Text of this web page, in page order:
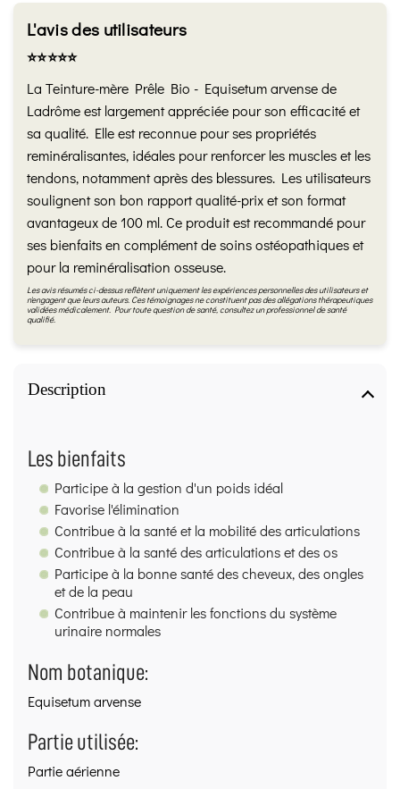
L'avis des utilisateurs
⭐️⭐️⭐️⭐️⭐️
La Teinture-mère Prêle Bio - Equisetum arvense de
Ladrôme est largement appréciée pour son efficacité et
sa qualité. Elle est reconnue pour ses propriétés
reminéralisantes, idéales pour renforcer les muscles et les
tendons, notamment après des blessures. Les utilisateurs
soulignent son bon rapport qualité-prix et son format
avantageux de 100 ml. Ce produit est recommandé pour
ses bienfaits en complément de soins ostéopathiques et
pour la reminéralisation osseuse.
Les avis résumés ci-dessus reflètent uniquement les expériences personnelles des utilisateurs et
n'engagent que leurs auteurs. Ces témoignages ne constituent pas des allégations thérapeutiques
validées médicalement. Pour toute question de santé, consultez un professionnel de santé
qualifié.
Description
Les bienfaits
Participe à la gestion d'un poids idéal
Favorise l'élimination
Contribue à la santé et la mobilité des articulations
Contribue à la santé des articulations et des os
Participe à la bonne santé des cheveux, des ongles
et de la peau
Contribue à maintenir les fonctions du système
urinaire normales
Nom botanique:
Equisetum arvense
Partie utilisée:
Partie aérienne